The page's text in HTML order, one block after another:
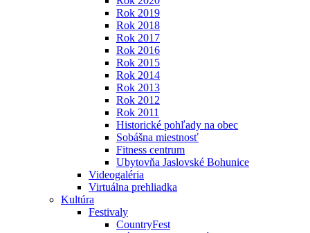
Rok 2019
Rok 2018
Rok 2017
Rok 2016
Rok 2015
Rok 2014
Rok 2013
Rok 2012
Rok 2011
Historické pohľady na obec
Sobášna miestnosť
Fitness centrum
Ubytovňa Jaslovské Bohunice
Videogaléria
Virtuálna prehliadka
Kultúra
Festivaly
CountryFest